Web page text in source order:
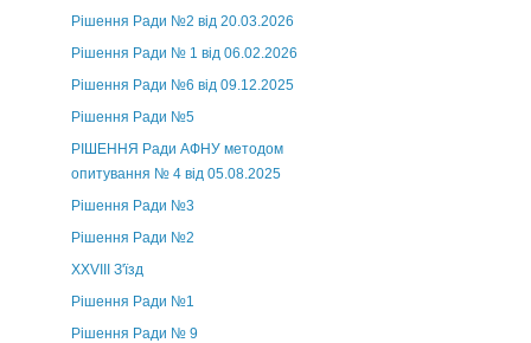
Рішення Ради №2 від 20.03.2026
Рішення Ради № 1 від 06.02.2026
Рішення Ради №6 від 09.12.2025
Рішення Ради №5
РІШЕННЯ Ради АФНУ методом
опитування № 4 від 05.08.2025
Рішення Ради №3
Рішення Ради №2
XXVIII З'їзд
Рішення Ради №1
Рішення Ради № 9